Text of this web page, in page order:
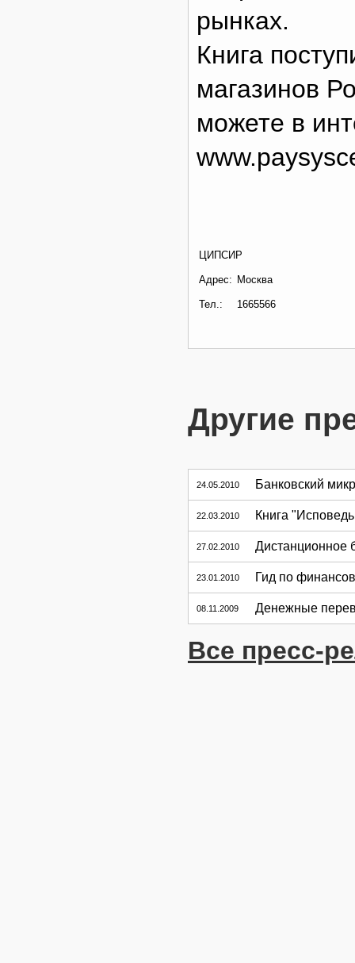
рынках.
Книга
магазинов
можете в
ЦИПСИР
Адрес: Москва
Тел.: 1665566
Другие
24.05.2010 Банковский
22.03.2010 Книга
27.02.2010 Дистанционное
23.01.2010 Гид по
08.11.2009 Денежные
Все пресс-